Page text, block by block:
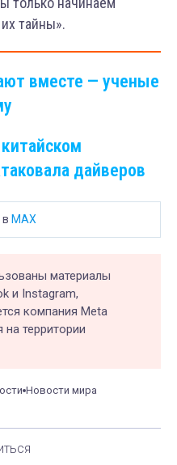
тайны».
вместе — ученые
дайверов
MAX
материалы
и Instagram,
компания Meta
территории
Новости мира